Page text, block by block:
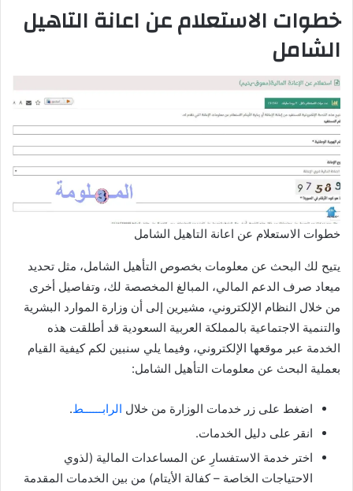
خطوات الاستعلام عن اعانة التاهيل
الشامل
خطوات الاستعلام عن اعانة التاهيل الشامل
يتيح لك البحث عن معلومات بخصوص التأهيل الشامل، مثل تحديد
ميعاد صرف الدعم المالي، المبالغ المخصصة لك، وتفاصيل أخرى
من خلال النظام الإلكتروني، مشيرين إلى أن وزارة الموارد البشرية
والتنمية الاجتماعية بالمملكة العربية السعودية قد أطلقت هذه
الخدمة عبر موقعها الإلكتروني، وفيما يلي سنبين لكم كيفية القيام
بعملية البحث عن معلومات التأهيل الشامل:
اضغط على زر خدمات الوزارة من خلال الرابــــــط.
انقر على دليل الخدمات.
اختر خدمة الاستفسارِ عن المساعدات المالية (لذوي
الاحتياجات الخاصة – كفالة الأيتام) من بين الخدمات المقدمة